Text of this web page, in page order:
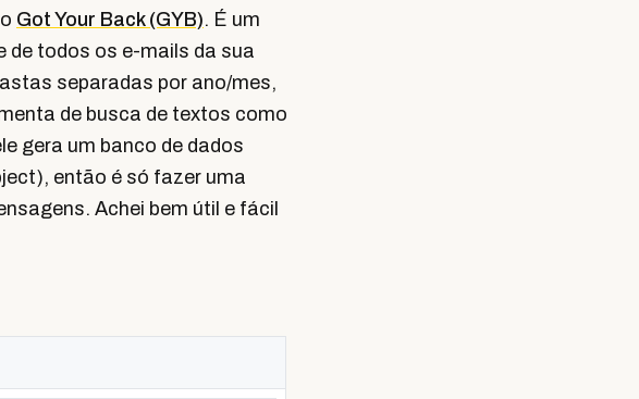
Got Your Back (GYB). É um
de todos os e-mails da sua
separadas por ano/mes,
de busca de textos como
gera um banco de dados
então é só fazer uma
Achei bem útil e fácil